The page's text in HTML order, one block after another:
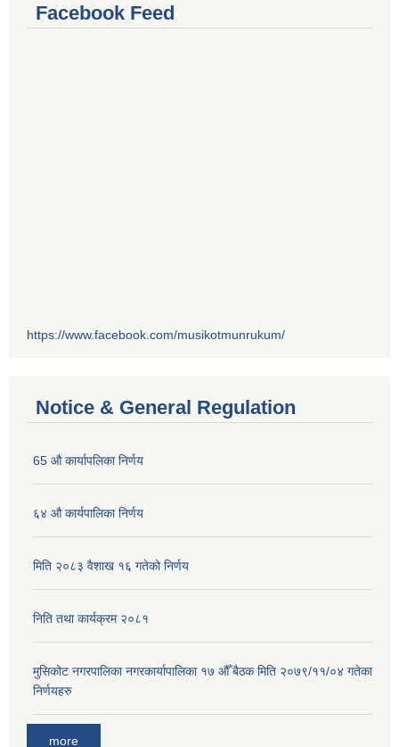
Facebook Feed
https://www.facebook.com/musikotmunrukum/
Notice & General Regulation
65 औ कार्यापलिका निर्णय
६४ औ कार्यपालिका निर्णय
मिति २०८३ वैशाख १६ गतेको निर्णय
निति तथा कार्यक्रम २०८१
मुसिकोट नगरपालिका नगरकार्यापालिका १७ औँ बैठक मिति २०७९/११/०४ गतेका
निर्णयहरु
more